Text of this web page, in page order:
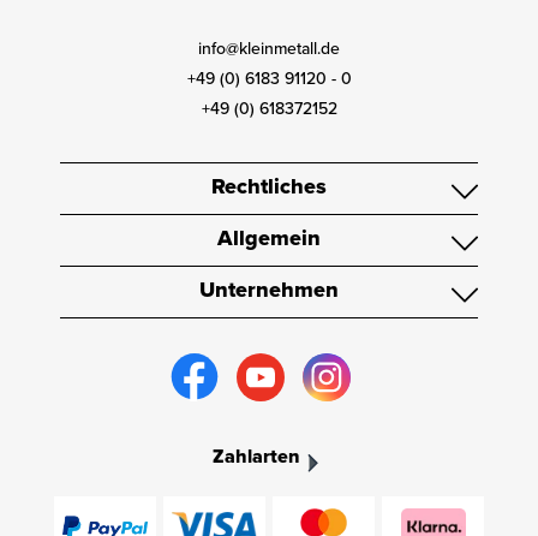
info@kleinmetall.de
+49 (0) 6183 91120 - 0
+49 (0) 618372152
Rechtliches
Allgemein
Unternehmen
Zahlarten